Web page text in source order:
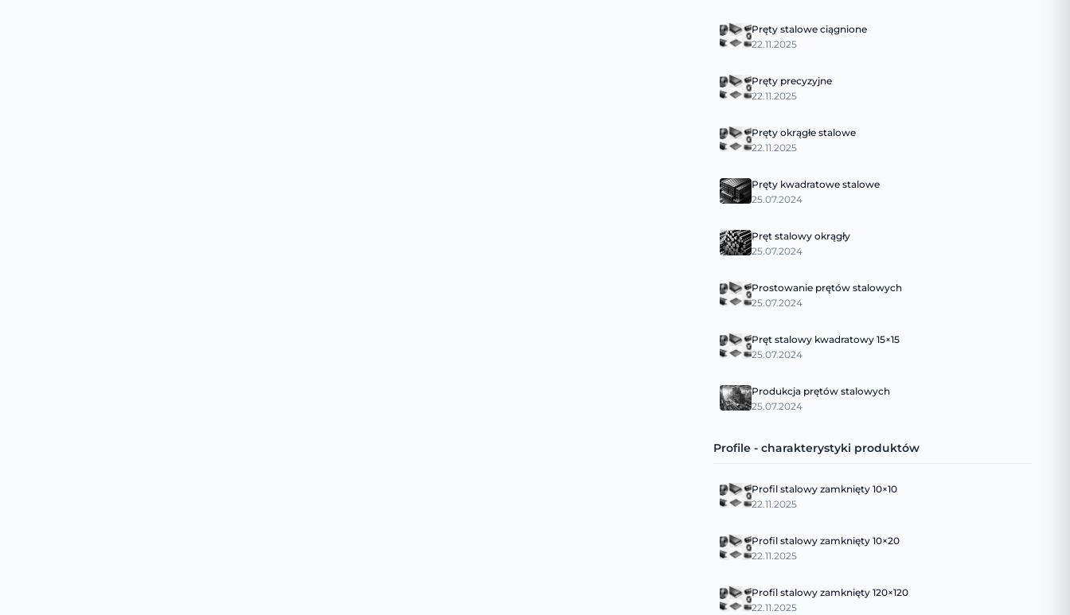
Pręty stalowe ciągnione
22.11.2025
Pręty precyzyjne
22.11.2025
Pręty okrągłe stalowe
22.11.2025
Pręty kwadratowe stalowe
25.07.2024
Pręt stalowy okrągły
25.07.2024
Prostowanie prętów stalowych
25.07.2024
Pręt stalowy kwadratowy 15×15
25.07.2024
Produkcja prętów stalowych
25.07.2024
Profile - charakterystyki produktów
Profil stalowy zamknięty 10×10
22.11.2025
Profil stalowy zamknięty 10×20
22.11.2025
Profil stalowy zamknięty 120×120
22.11.2025